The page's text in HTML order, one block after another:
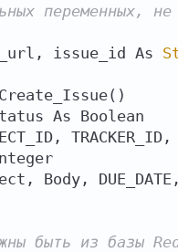
переменных, не
issue_id As
As Boolean
быть из базы